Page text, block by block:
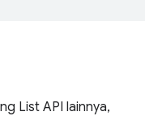
List API lainnya,